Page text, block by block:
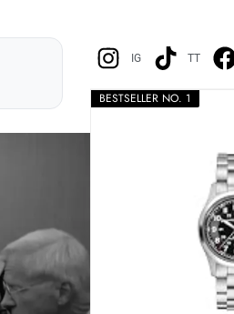
IG TT
BESTSELLER NO. 1